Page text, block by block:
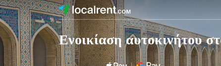
Ενοικίαση αυτοκινήτου